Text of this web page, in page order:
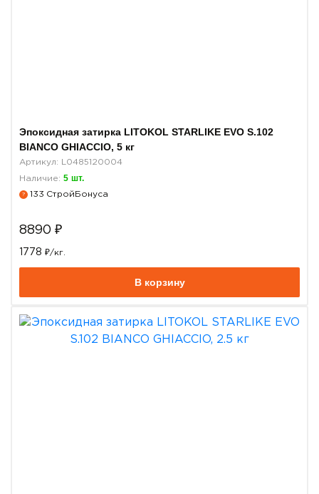
Эпоксидная затирка LITOKOL STARLIKE EVO S.102
BIANCO GHIACCIO, 5 кг
Артикул: L0485120004
Наличие: 5 шт.
? 133 СтройБонуса
8890 ₽
1778 ₽/кг.
В корзину